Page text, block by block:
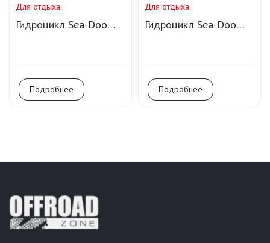
Для отдыха
Гидроцикл Sea-Doo
Подробнее
Для отдыха
Гидроцикл Sea-Doo
Подробнее